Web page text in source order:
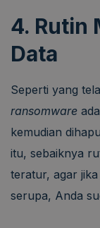
4. Rutin
Data
Seperti yang
ransomware
kemudian
itu, sebaiknya
teratur, agar
serupa, Anda